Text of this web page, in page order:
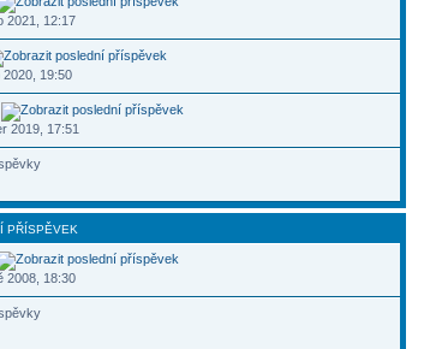
2021, 12:17
19:50
2019, 17:51
PŘÍSPĚVEK
2008, 18:30